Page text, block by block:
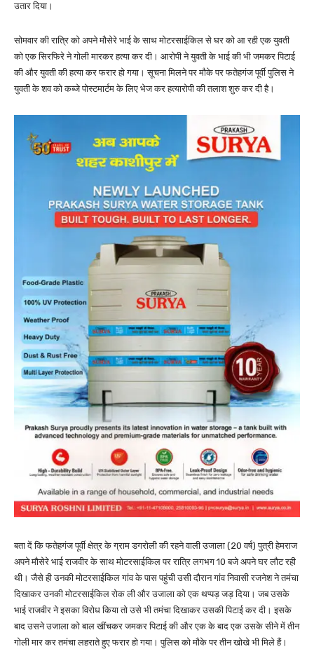
उतार दिया।
सोमवार की रात्रि को अपने मौसेरे भाई के साथ मोटरसाईकिल से घर को आ रही एक युवती
को एक सिरफिरे ने गोली मारकर हत्या कर दी। आरोपी ने युवती के भाई की भी जमकर पिटाई
की और युवती की हत्या कर फरार हो गया। सूचना मिलने पर मौके पर फतेहगंज पूर्वी पुलिस ने
युवती के शव को कब्जे पोस्टमार्टम के लिए भेज कर हत्यारोपी की तलाश शुरु कर दी है।
बता दें कि फतेहगंज पूर्वी क्षेत्र के ग्राम डगरोली की रहने वाली उजाला (20 वर्ष) पुत्री हेमराज
अपने मौसेरे भाई राजवीर के साथ मोटरसाईकिल पर रात्रि लगभग 10 बजे अपने घर लौट रही
थी। जैसे ही उनकी मोटरसाईकिल गांव के पास पहुंची उसी दौरान गांव निवासी रजनेश ने तमंचा
दिखाकर उनकी मोटरसाईकिल रोक ली और उजाला को एक थप्पड़ जड़ दिया। जब उसके
भाई राजवीर ने इसका विरोध किया तो उसे भी तमंचा दिखाकर उसकी पिटाई कर दी। इसके
बाद उसने उजाला को बाल खींचकर जमकर पिटाई की और एक के बाद एक उसके सीने में तीन
गोली मार कर तमंचा लहराते हुए फरार हो गया। पुलिस को मौके पर तीन खोखे भी मिले हैं।